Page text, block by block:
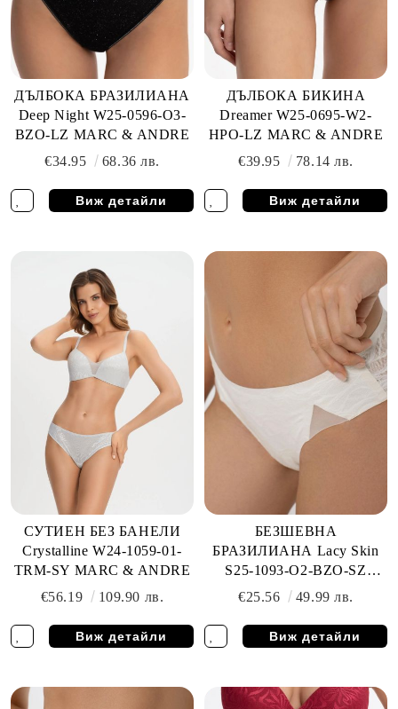
ДЪЛБОКА БРАЗИЛИАНА
Deep Night W25-0596-O3-
BZO-LZ MARC & ANDRE
€34.95
68.36 лв.
Виж детайли
ДЪЛБОКА БИКИНА
Dreamer W25-0695-W2-
HPO-LZ MARC & ANDRE
€39.95
78.14 лв.
Виж детайли
СУТИЕН БЕЗ БАНЕЛИ
Crystalline W24-1059-01-
TRM-SY MARC & ANDRE
€56.19
109.90 лв.
Виж детайли
БЕЗШЕВНА
БРАЗИЛИАНА Lacy Skin
S25-1093-O2-BZO-SZ
MARC & ANDRE
€25.56 49.99 лв.
Виж детайли